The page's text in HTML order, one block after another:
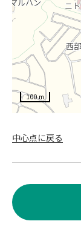
100 m
中心点に戻る